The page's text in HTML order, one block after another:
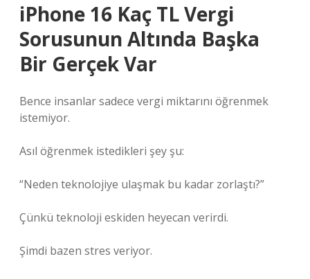
iPhone 16 Kaç TL Vergi
Sorusunun Altında Başka
Bir Gerçek Var
Bence insanlar sadece vergi miktarını öğrenmek
istemiyor.
Asıl öğrenmek istedikleri şey şu:
“Neden teknolojiye ulaşmak bu kadar zorlaştı?”
Çünkü teknoloji eskiden heyecan verirdi.
Şimdi bazen stres veriyor.